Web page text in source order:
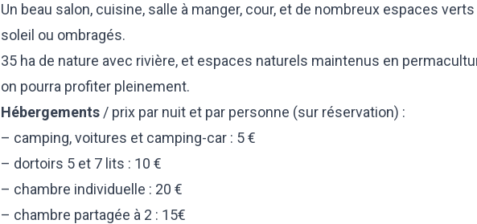
Un beau salon, cuisine, salle à manger, cour, et de nombreux espaces verts
soleil ou ombragés.
35 ha de nature avec rivière, et espaces naturels maintenus en
on pourra profiter pleinement.
Hébergements / prix par nuit et par personne (sur réservation) :
– camping, voitures et camping-car : 5 €
– dortoirs 5 et 7 lits : 10 €
– chambre individuelle : 20 €
– chambre partagée à 2 : 15€